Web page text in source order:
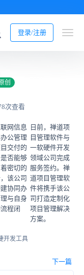
登录/注册
创
次查看
日前，禅道项
目管理软件与
一软硬件开发
领域公司完成
服务签约。禅
道项目管理软
件将携手该公
司打造定制化
项目管理解决
方案。
网信息
公管理
交付的
否能够
密切的
该公司
协同办
与自身
程闭
开发工具
下一篇